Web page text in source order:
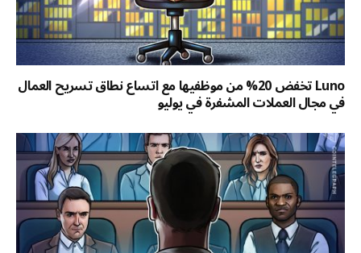
Luno تخفض 20% من موظفيها مع اتساع نطاق تسريح العمال
في مجال العملات المشفرة في يوليو